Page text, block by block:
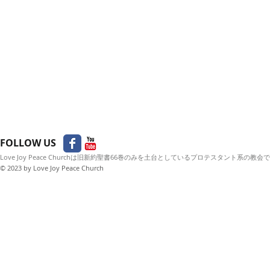
FOLLOW US
Love Joy Peace Churchは旧新約聖書66巻のみを土台としているプロテスタント系の教会
© 2023 by Love Joy Peace Church